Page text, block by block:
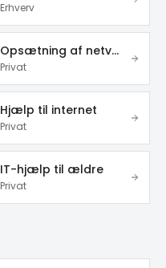
Erhverv
Opsætning af netværk
Privat
Hjælp til internet
Privat
IT-hjælp til ældre
Privat